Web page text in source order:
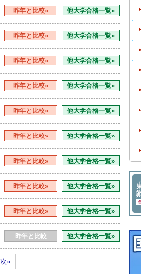
昨年と比較» 他大学合格一覧»
昨年と比較» 他大学合格一覧»
昨年と比較» 他大学合格一覧»
昨年と比較» 他大学合格一覧»
昨年と比較» 他大学合格一覧»
昨年と比較» 他大学合格一覧»
昨年と比較» 他大学合格一覧»
昨年と比較» 他大学合格一覧»
昨年と比較» 他大学合格一覧»
昨年と比較 他大学合格一覧»
次»